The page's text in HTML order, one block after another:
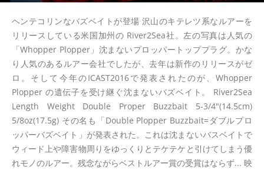
ヘンテコリンなバズベイトが登場 沢山のキテレツ系なルアーを
リリースしている米国加州の River2Sea社。左の写真は人気の
「Whopper Plopper」沈まないプロッパートッププラグ。かな
り人気のあるルアー会社でしたが、去年は新作のリリースがゼ
ロ。そして今年のICAST2016で発表されたのが、Whopper
Plopper の遺伝子を受け継ぐ沈まないバズベイト。 River2Sea
Length Weight Double Proper Buzzbait 5-3/4"(14.5cm)
5/8oz(17.5g) その名も「Double Plopper Buzzbait=ダブルプロ
ッパーバズベイト」が発表された。これは沈まないバスベイトで
ウィード上や障害物周りをゆっくりとテケテケと引けてしまう優
れモノのルアー。残念ながらベストルアー賞の受賞はならず... 映